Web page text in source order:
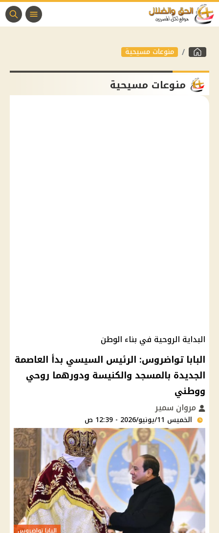
منوعات مسيحية
منوعات مسيحية
البداية الروحية في بناء الوطن
البابا تواضروس: الرئيس السيسي بدأ العاصمة
الجديدة بالمسجد والكنيسة ودورهما روحي
ووطني
مروان سمير
الخميس 11/يونيو/2026 - 12:39 ص
البابا تواضروس